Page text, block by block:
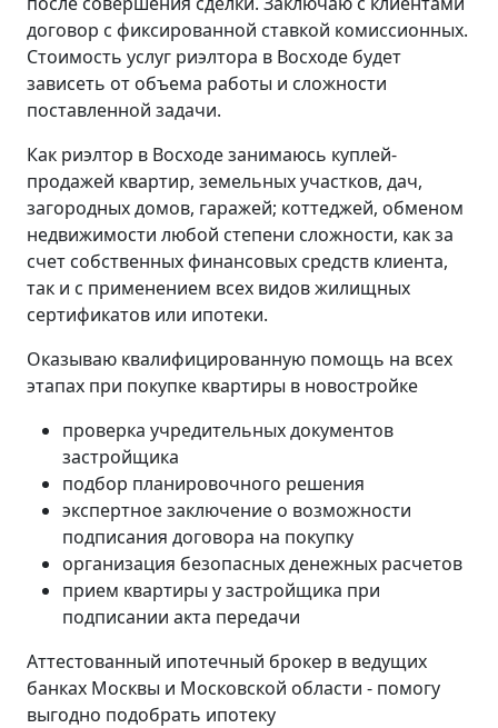
договор с фиксированной ставкой комиссионных.
Стоимость услуг риэлтора в Восходе будет
зависеть от объема работы и сложности
поставленной задачи.
Как риэлтор в Восходе занимаюсь куплей-
продажей квартир, земельных участков, дач,
загородных домов, гаражей; коттеджей, обменом
недвижимости любой степени сложности, как за
счет собственных финансовых средств клиента,
так и с применением всех видов жилищных
сертификатов или ипотеки.
Оказываю квалифицированную помощь на всех
этапах при покупке квартиры в новостройке
проверка учредительных документов
застройщика
подбор планировочного решения
экспертное заключение о возможности
подписания договора на покупку
организация безопасных денежных расчетов
прием квартиры у застройщика при
подписании акта передачи
Аттестованный ипотечный брокер в ведущих
банках Москвы и Московской области - помогу
выгодно подобрать ипотеку